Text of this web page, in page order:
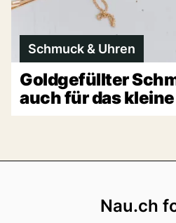
Schmuck & Uhren
Goldgefüllter
auch für das
Nau.ch